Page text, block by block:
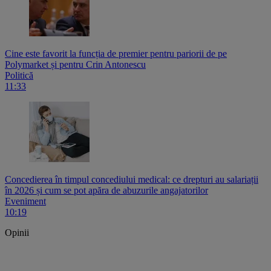
Cine este favorit la funcția de premier pentru pariorii de pe
Polymarket și pentru Crin Antonescu
Politică
11:33
Concedierea în timpul concediului medical: ce drepturi au salariații
în 2026 și cum se pot apăra de abuzurile angajatorilor
Eveniment
10:19
Opinii